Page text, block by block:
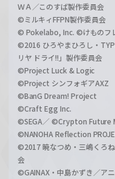
ＷＡ／このすば製作委員会
©ミルキィFFPN製作委員会
© Pokelabo, Inc. ©けものフ
©2016 ひろやまひろし・
リヤ ドライ!!」製作委員会
©Project Luck & Logic
©Project シンフォギアAXZ
©BanG Dream! Project
©Craft Egg Inc.
©SEGA／ ©Crypton Future
©NANOHA Reflection
©2017 暁なつめ・三嶋くろ
会
©GAINAX・中島かずき／ア